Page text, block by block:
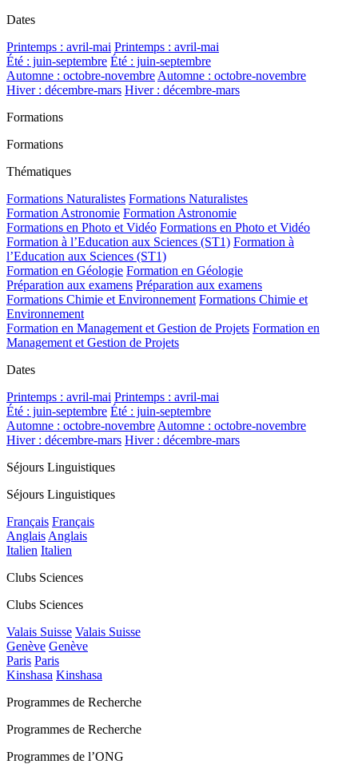
Dates
Printemps : avril-mai Printemps : avril-mai
Été : juin-septembre Été : juin-septembre
Automne : octobre-novembre Automne : octobre-novembre
Hiver : décembre-mars Hiver : décembre-mars
Formations
Formations
Thématiques
Formations Naturalistes Formations Naturalistes
Formation Astronomie Formation Astronomie
Formations en Photo et Vidéo Formations en Photo et Vidéo
Formation à l’Education aux Sciences (ST1) Formation à
l’Education aux Sciences (ST1)
Formation en Géologie Formation en Géologie
Préparation aux examens Préparation aux examens
Formations Chimie et Environnement Formations Chimie et
Environnement
Formation en Management et Gestion de Projets Formation en
Management et Gestion de Projets
Dates
Printemps : avril-mai Printemps : avril-mai
Été : juin-septembre Été : juin-septembre
Automne : octobre-novembre Automne : octobre-novembre
Hiver : décembre-mars Hiver : décembre-mars
Séjours Linguistiques
Séjours Linguistiques
Français Français
Anglais Anglais
Italien Italien
Clubs Sciences
Clubs Sciences
Valais Suisse Valais Suisse
Genève Genève
Paris Paris
Kinshasa Kinshasa
Programmes de Recherche
Programmes de Recherche
Programmes de l’ONG